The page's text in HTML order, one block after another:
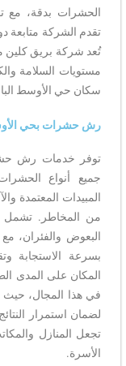
الحشرات بدقة، مع
تقدم الشركة متابعة
تُعد شركة بريق كلين
مستويات السلامة
سكان حي الأوسط
رش حشرات بحي
توفر خدمات رش
جميع أنواع
المبيدات المعتمدة
من المخاطر. تشمل
البعوض والفئران،
بسرعة الاستجابة
المكان على المدى
في هذا المجال، حيث
لضمان استمرار
تجعل المنازل
الأسرة.